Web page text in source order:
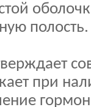
полость.
при